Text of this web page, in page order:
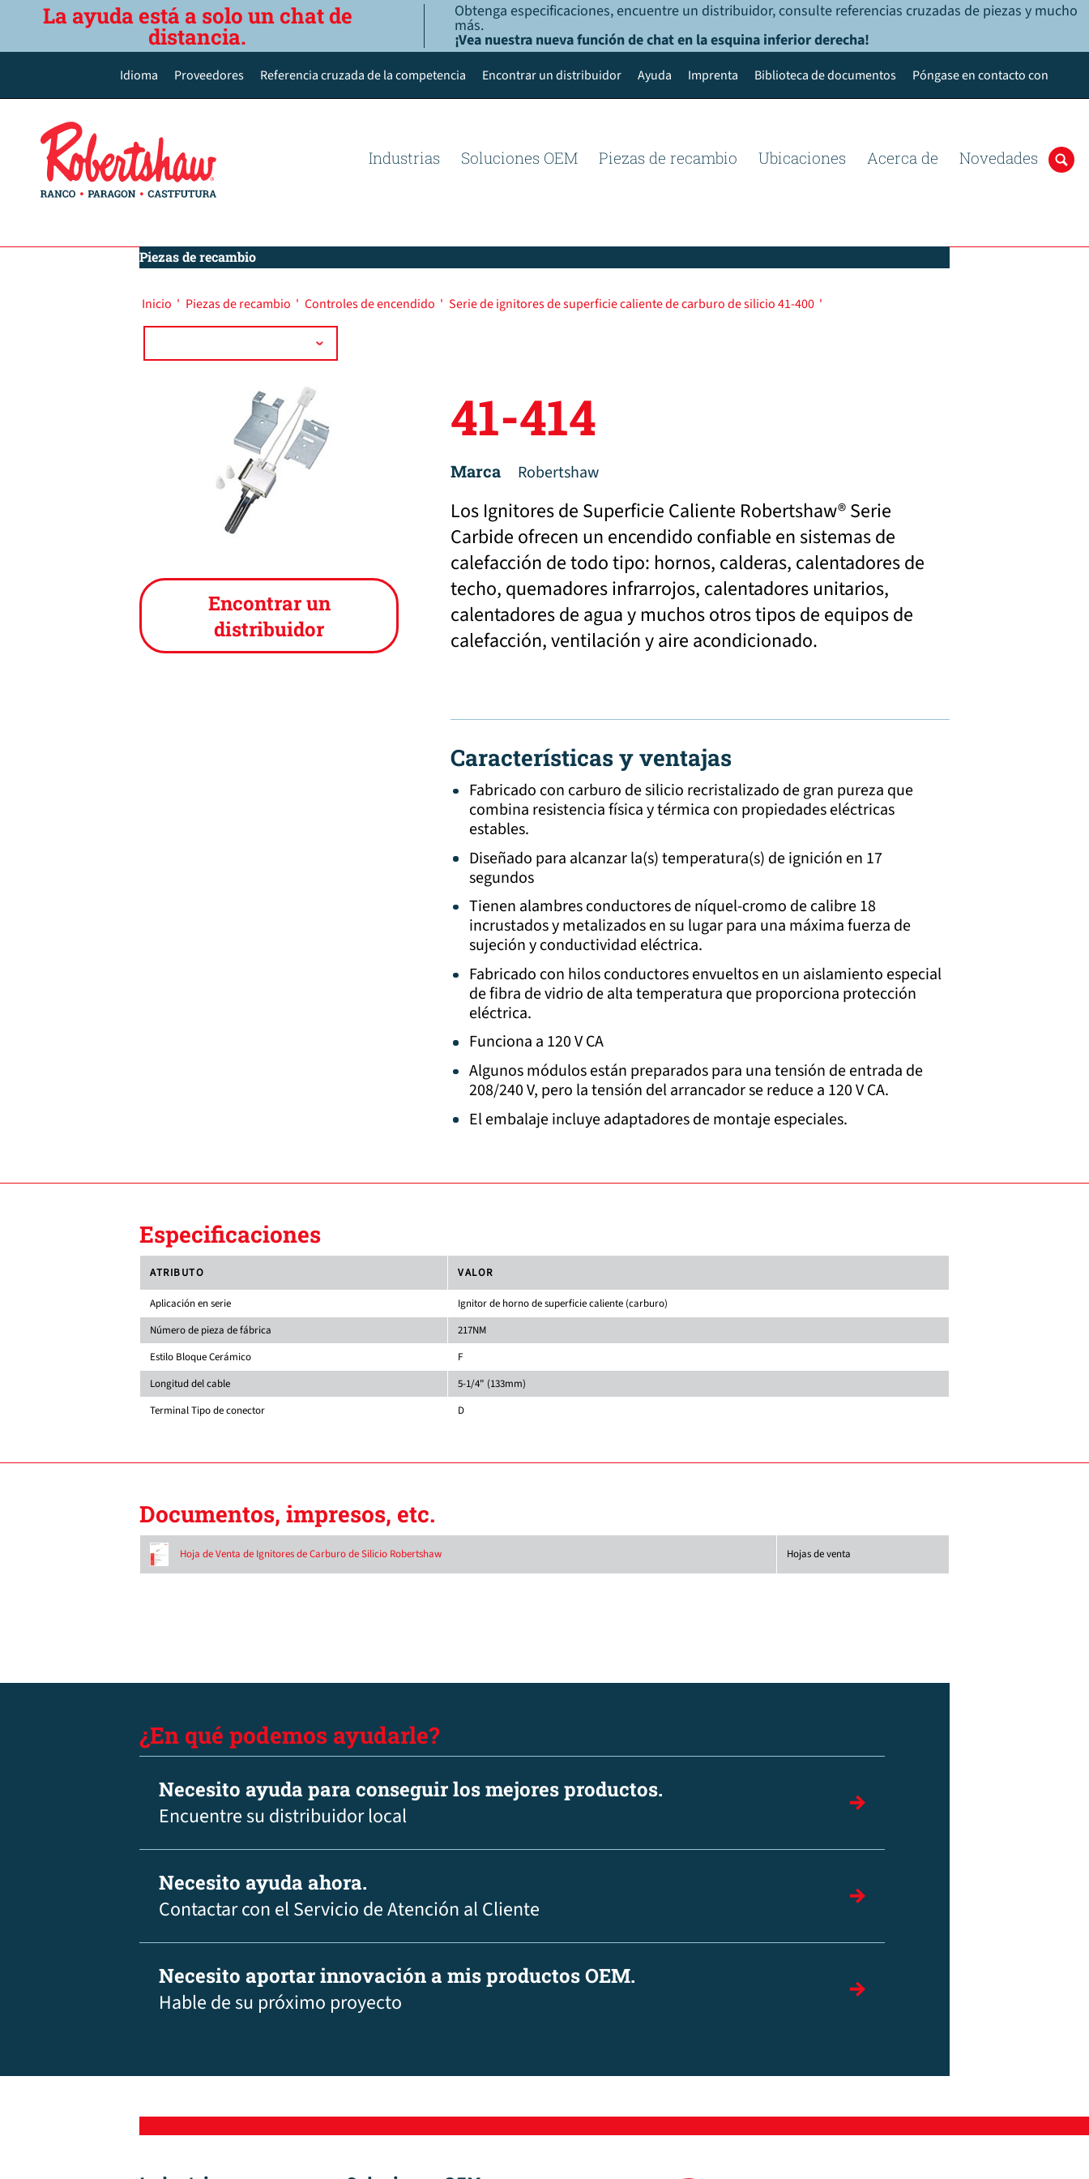
La ayuda está a solo un chat de
distancia.
Obtenga especificaciones, encuentre un distribuidor, consulte referencias cruzadas de piezas y mucho
más.
¡Vea nuestra nueva función de chat en la esquina inferior derecha!
Idioma
Deutsch
Español de México
Português do Brasil
Proveedores Referencia cruzada de la competencia Encontrar un distribuidor Ayuda Imprenta Biblioteca de documentos Póngase en contacto con
Industrias Soluciones OEM Piezas de recambio Ubicaciones Acerca de Novedades
Piezas de recambio
Inicio ' Piezas de recambio ' Controles de encendido ' Serie de ignitores de superficie caliente de carburo de silicio 41-400 '
Encontrar un
distribuidor
41-414
Marca Robertshaw
Los Ignitores de Superficie Caliente Robertshaw® Serie
Carbide ofrecen un encendido confiable en sistemas de
calefacción de todo tipo: hornos, calderas, calentadores de
techo, quemadores infrarrojos, calentadores unitarios,
calentadores de agua y muchos otros tipos de equipos de
calefacción, ventilación y aire acondicionado.
Características y ventajas
Fabricado con carburo de silicio recristalizado de gran pureza que
combina resistencia física y térmica con propiedades eléctricas
estables.
Diseñado para alcanzar la(s) temperatura(s) de ignición en 17
segundos
Tienen alambres conductores de níquel-cromo de calibre 18
incrustados y metalizados en su lugar para una máxima fuerza de
sujeción y conductividad eléctrica.
Fabricado con hilos conductores envueltos en un aislamiento especial
de fibra de vidrio de alta temperatura que proporciona protección
eléctrica.
Funciona a 120 V CA
Algunos módulos están preparados para una tensión de entrada de
208/240 V, pero la tensión del arrancador se reduce a 120 V CA.
El embalaje incluye adaptadores de montaje especiales.
Especificaciones
ATRIBUTO VALOR
Aplicación en serie
Ignitor de horno de superficie caliente (carburo)
Número de pieza de fábrica
217NM
Estilo Bloque Cerámico
F
Longitud del cable
5-1/4" (133mm)
Terminal Tipo de conector
D
Documentos, impresos, etc.
Hoja de Venta de Ignitores de Carburo de Silicio Robertshaw Hojas de venta
¿En qué podemos ayudarle?
Necesito ayuda para conseguir los mejores productos.
Encuentre su distribuidor local
Necesito ayuda ahora.
Contactar con el Servicio de Atención al Cliente
Necesito aportar innovación a mis productos OEM.
Hable de su próximo proyecto